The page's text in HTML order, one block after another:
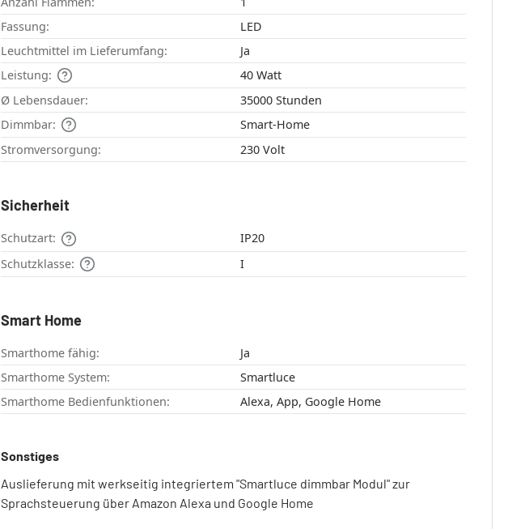
Fassung:
LED
Leuchtmittel im Lieferumfang:
Ja
Leistung:
40 Watt
Ø Lebensdauer:
35000 Stunden
Dimmbar:
Smart-Home
Stromversorgung:
230 Volt
Sicherheit
Schutzart:
IP20
Schutzklasse:
I
Smart Home
Smarthome fähig:
Ja
Smarthome System:
Smartluce
Smarthome Bedienfunktionen:
Alexa, App, Google Home
Sonstiges
Auslieferung mit werkseitig integriertem "Smartluce dimmbar Modul" zur
Sprachsteuerung über Amazon Alexa und Google Home